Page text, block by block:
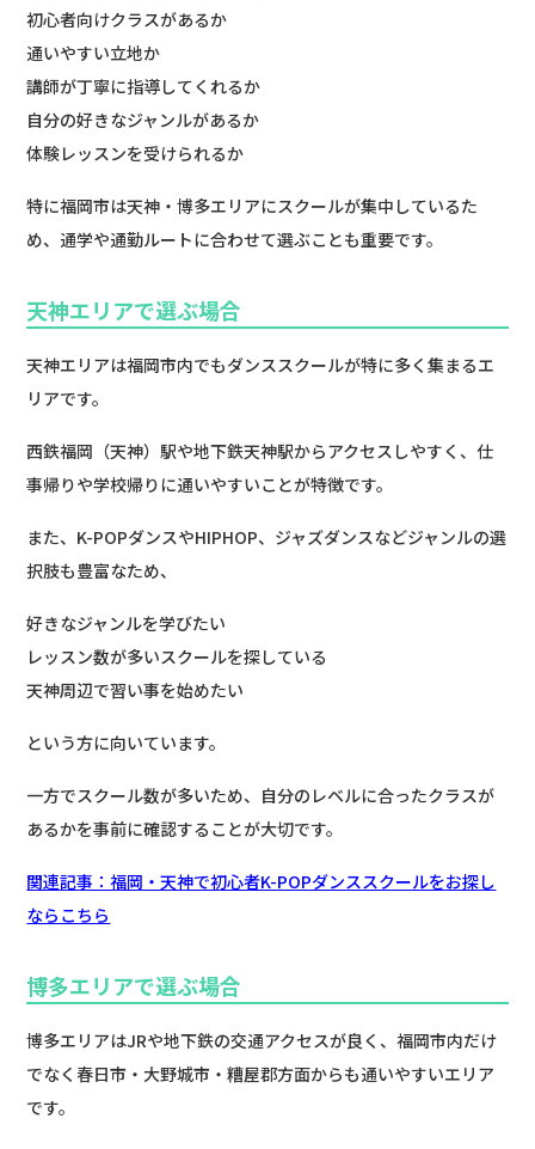
初心者向けクラスがあるか
通いやすい立地か
講師が丁寧に指導してくれるか
自分の好きなジャンルがあるか
体験レッスンを受けられるか
特に福岡市は天神・博多エリアにスクールが集中しているた
め、通学や通勤ルートに合わせて選ぶことも重要です。
天神エリアで選ぶ場合
天神エリアは福岡市内でもダンススクールが特に多く集まるエ
リアです。
西鉄福岡（天神）駅や地下鉄天神駅からアクセスしやすく、仕
事帰りや学校帰りに通いやすいことが特徴です。
また、K-POPダンスやHIPHOP、ジャズダンスなどジャンルの選
択肢も豊富なため、
好きなジャンルを学びたい
レッスン数が多いスクールを探している
天神周辺で習い事を始めたい
という方に向いています。
一方でスクール数が多いため、自分のレベルに合ったクラスが
あるかを事前に確認することが大切です。
関連記事：福岡・天神で初心者K-POPダンススクールをお探し
ならこちら
博多エリアで選ぶ場合
博多エリアはJRや地下鉄の交通アクセスが良く、福岡市内だけ
でなく春日市・大野城市・糟屋郡方面からも通いやすいエリア
です。